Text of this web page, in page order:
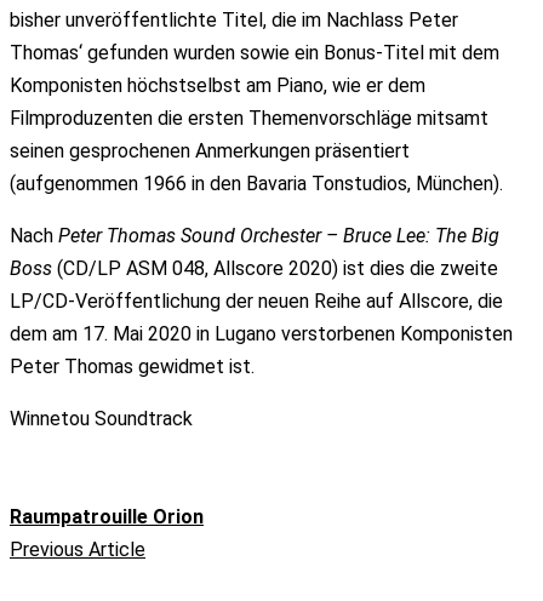
bisher unveröffentlichte Titel, die im Nachlass Peter
Thomas‘ gefunden wurden sowie ein Bonus-Titel mit dem
Komponisten höchstselbst am Piano, wie er dem
Filmproduzenten die ersten Themenvorschläge mitsamt
seinen gesprochenen Anmerkungen präsentiert
(aufgenommen 1966 in den Bavaria Tonstudios, München).
Nach Peter Thomas Sound Orchester – Bruce Lee: The Big
Boss (CD/LP ASM 048, Allscore 2020) ist dies die zweite
LP/CD-Veröffentlichung der neuen Reihe auf Allscore, die
dem am 17. Mai 2020 in Lugano verstorbenen Komponisten
Peter Thomas gewidmet ist.
Winnetou Soundtrack
Raumpatrouille Orion
Previous Article